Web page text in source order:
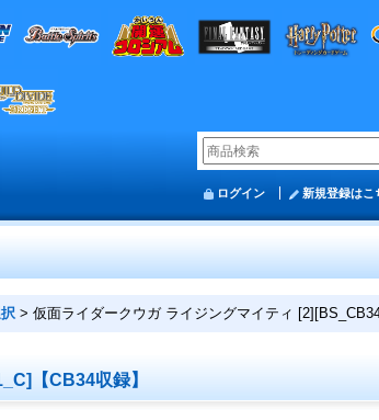
ログイン 新規登録はこ
> 仮面ライダークウガ ライジングマイティ
【CB34収録】